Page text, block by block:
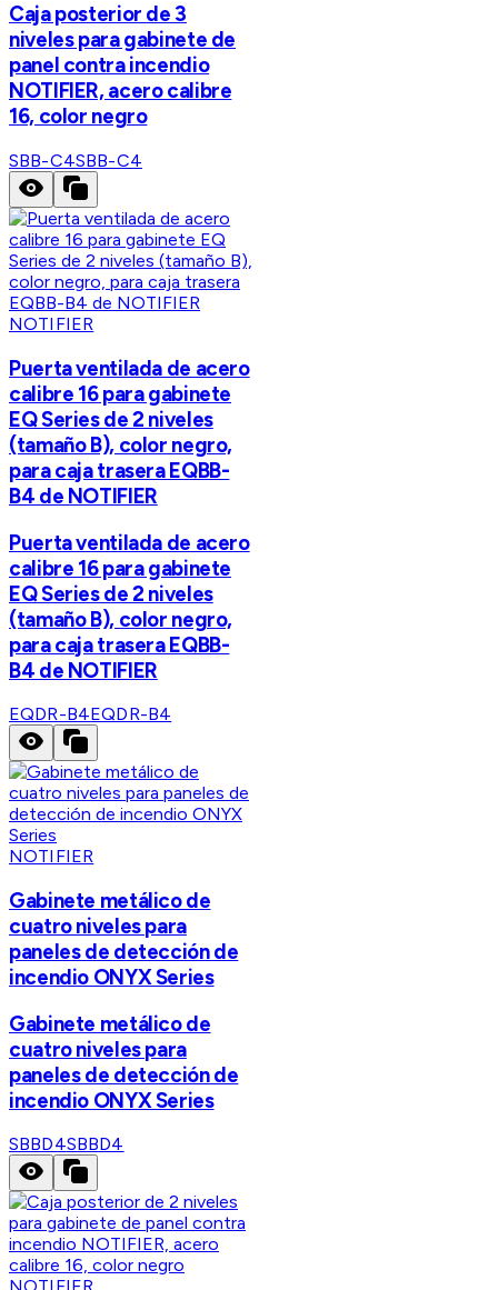
Caja posterior de 3
niveles para gabinete de
panel contra incendio
NOTIFIER, acero calibre
16, color negro
SBB-C4SBB-C4
NOTIFIER
Puerta ventilada de acero
calibre 16 para gabinete
EQ Series de 2 niveles
(tamaño B), color negro,
para caja trasera EQBB-
B4 de NOTIFIER
Puerta ventilada de acero
calibre 16 para gabinete
EQ Series de 2 niveles
(tamaño B), color negro,
para caja trasera EQBB-
B4 de NOTIFIER
EQDR-B4EQDR-B4
NOTIFIER
Gabinete metálico de
cuatro niveles para
paneles de detección de
incendio ONYX Series
Gabinete metálico de
cuatro niveles para
paneles de detección de
incendio ONYX Series
SBBD4SBBD4